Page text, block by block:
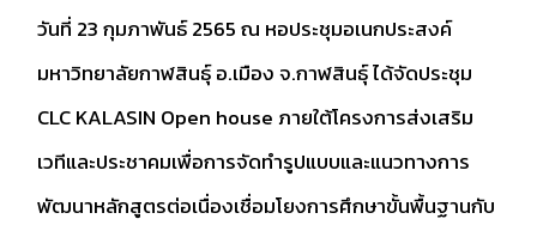
วันที่ 23 กุมภาพันธ์ 2565 ณ หอประชุมอเนกประสงค์
มหาวิทยาลัยกาฬสินธุ์ อ.เมือง จ.กาฬสินธุ์ ได้จัดประชุม
CLC KALASIN Open house ภายใต้โครงการส่งเสริม
เวทีและประชาคมเพื่อการจัดทำรูปแบบและแนวทางการ
พัฒนาหลักสูตรต่อเนื่องเชื่อมโยงการศึกษาขั้นพื้นฐานกับ